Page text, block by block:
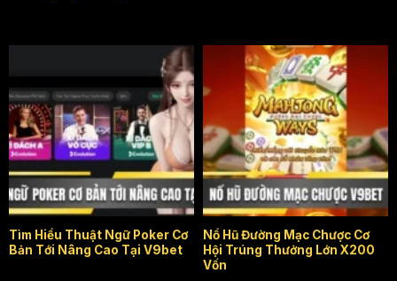
Thuật ngữ Poker
Tìm Hiểu Thuật Ngữ Poker Cơ
Bản Tới Nâng Cao Tại V9bet
Nổ hũ Đường Mạc Chược
Nổ Hũ Đường Mạc Chược Cơ
Hội Trúng Thưởng Lớn X200
Vốn